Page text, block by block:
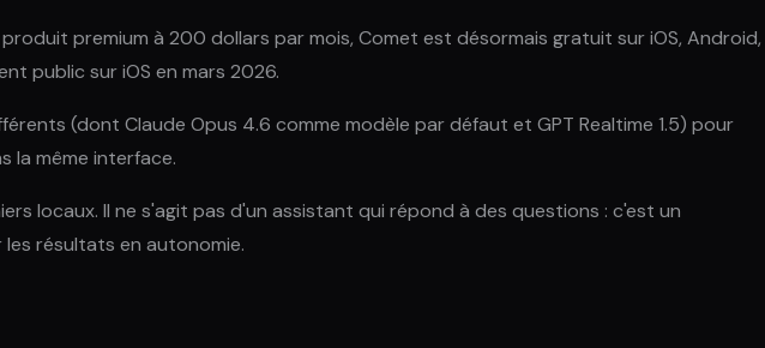
premium à 200 dollars par mois, Comet est désormais gratuit sur iOS, Android,
public sur iOS en mars 2026.
(dont Claude Opus 4.6 comme modèle par défaut et GPT Realtime 1.5) pour
la même interface.
locaux. Il ne s'agit pas d'un assistant qui répond à des questions : c'est un
résultats en autonomie.